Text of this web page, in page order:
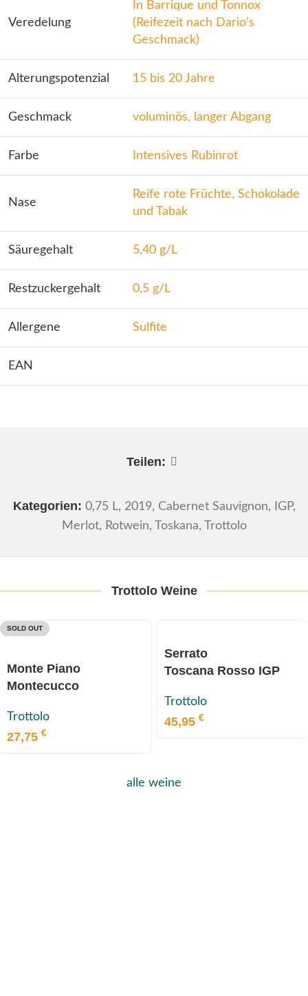
Veredelung
In Barrique und Tonnox
(Reifezeit nach Dario’s
Geschmack)
Alterungspotenzial 15 bis 20 Jahre
Geschmack voluminös, langer Abgang
Farbe Intensives Rubinrot
Nase
Reife rote Früchte, Schokolade
und Tabak
Säuregehalt 5,40 g/L
Restzuckergehalt 0,5 g/L
Allergene Sulfite
EAN
Teilen:
Kategorien: 0,75 L, 2019, Cabernet Sauvignon, IGP,
Merlot, Rotwein, Toskana, Trottolo
Trottolo Weine
SOLD OUT
Monte Piano
Montecucco
DOCG 2019
Trottolo
27,75 €
Serrato
Toscana Rosso IGP
Trottolo
45,95 €
alle weine